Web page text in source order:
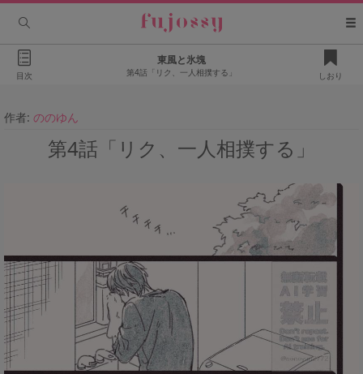
目次
東風と氷塊
第4話「リク、一人相撲する」 しおり
作者: ののゆん
第4話「リク、一人相撲する」